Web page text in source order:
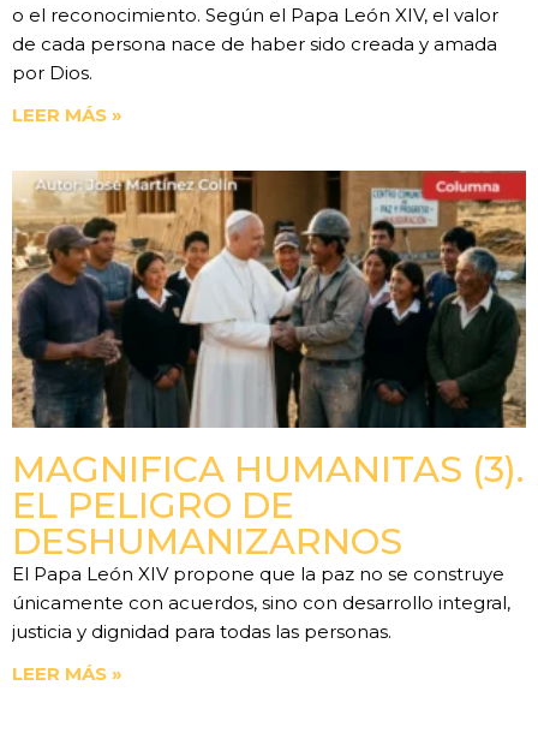
o el reconocimiento. Según el Papa León XIV, el valor
de cada persona nace de haber sido creada y amada
por Dios.
LEER MÁS »
MAGNIFICA HUMANITAS (3).
EL PELIGRO DE
DESHUMANIZARNOS
El Papa León XIV propone que la paz no se construye
únicamente con acuerdos, sino con desarrollo integral,
justicia y dignidad para todas las personas.
LEER MÁS »